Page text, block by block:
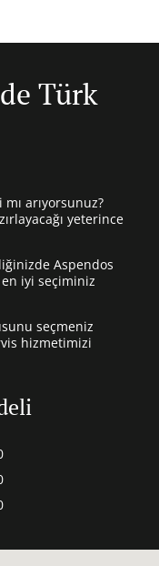
Türk
arıyorsunuz?
yeterince
Aspendos
iyi seçiminiz
seçmeniz
hizmetimizi